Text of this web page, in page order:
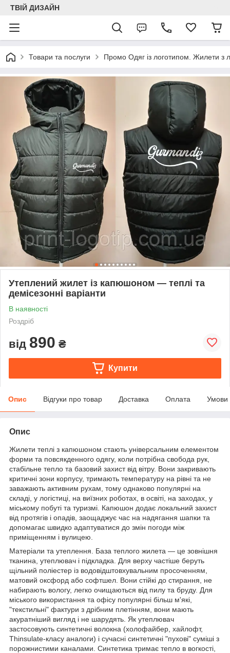
ТВІЙ ДИЗАЙН
Товари та послуги Промо Одяг із логотипом. Жилети з
Утеплений жилет із капюшоном — теплі та
демісезонні варіанти
В наявності
Роздріб
від 890 ₴
Купити
Опис Відгуки про товар Доставка Оплата Умови
Опис
Жилети теплі з капюшоном стають універсальним елементом
форми та повсякденного одягу, коли потрібна свобода рук,
стабільне тепло та базовий захист від вітру. Вони закривають
критичні зони корпусу, тримають температуру на рівні та не
заважають активним рухам, тому однаково популярні на
складі, у логістиці, на виїзних роботах, в освіті, на заходах, у
міському побуті та туризмі. Капюшон додає локальний захист
від протягів і опадів, заощаджує час на надягання шапки та
допомагає швидко адаптуватися до змін погоди між
приміщенням і вулицею.
Матеріали та утеплення. База теплого жилета — це зовнішня
тканина, утеплювач і підкладка. Для верху частіше беруть
щільний поліестер із водовідштовхувальним просоченням,
матовий оксфорд або софтшел. Вони стійкі до стирання, не
набирають вологу, легко очищаються від пилу та бруду. Для
міського використання та офісу популярні більш м'які,
"текстильні" фактури з дрібним плетінням, вони мають
акуратніший вигляд і не шарудять. Як утеплювач
застосовують синтетичні волокна (холофайбер, хайлофт,
Thinsulate-класу аналоги) і сучасні синтетичні "пухові" суміші з
порожнистими каналами. Синтетика тримає тепло в вогкості,